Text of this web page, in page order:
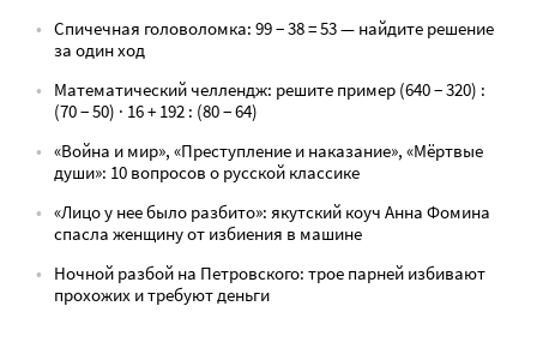
Спичечная головоломка: 99 − 38 = 53 — найдите решение
за один ход
Математический челлендж: решите пример (640 − 320) :
(70 − 50) · 16 + 192 : (80 − 64)
«Война и мир», «Преступление и наказание», «Мёртвые
души»: 10 вопросов о русской классике
«Лицо у нее было разбито»: якутский коуч Анна Фомина
спасла женщину от избиения в машине
Ночной разбой на Петровского: трое парней избивают
прохожих и требуют деньги